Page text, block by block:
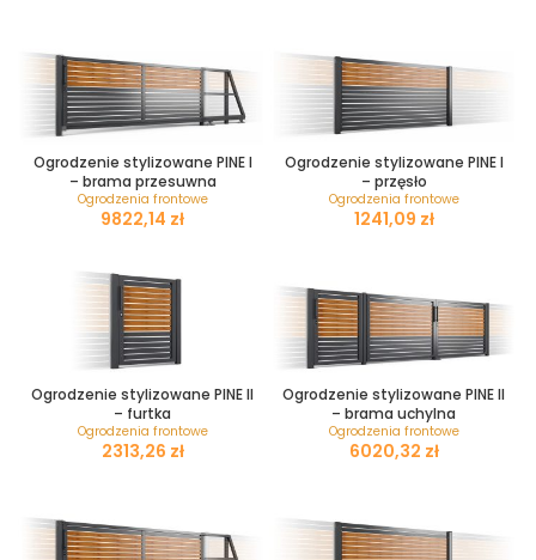
Ogrodzenie stylizowane PINE I
– brama przesuwna
Ogrodzenia frontowe
zł
Ogrodzenie stylizowane PINE I
– przęsło
Ogrodzenia frontowe
zł
Ogrodzenie stylizowane PINE II
– furtka
Ogrodzenia frontowe
zł
Ogrodzenie stylizowane PINE II
– brama uchylna
Ogrodzenia frontowe
zł